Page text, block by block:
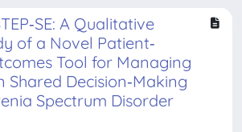
A Qualitative
of a Novel Patient‐
Tool for Managing
Shared Decision‐Making
Spectrum Disorder